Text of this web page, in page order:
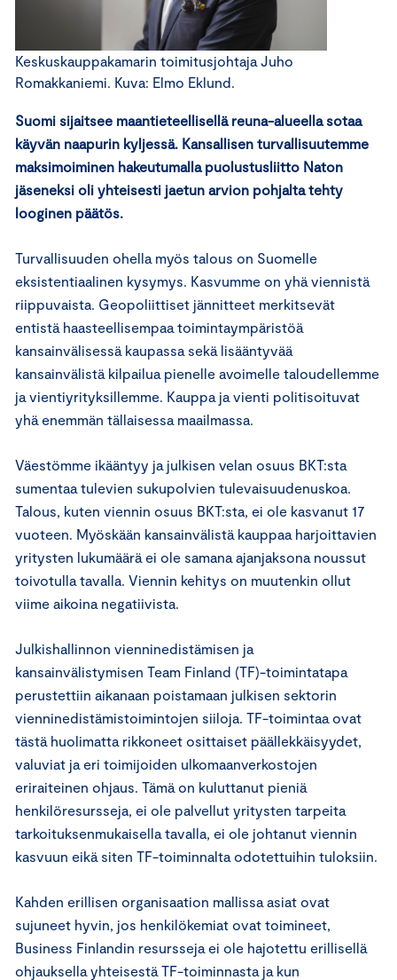
Keskuskauppakamarin toimitusjohtaja Juho
Romakkaniemi. Kuva: Elmo Eklund.
Suomi sijaitsee maantieteellisellä reuna-alueella sotaa
käyvän naapurin kyljessä. Kansallisen turvallisuutemme
maksimoiminen hakeutumalla puolustusliitto Naton
jäseneksi oli yhteisesti jaetun arvion pohjalta tehty
looginen päätös.
Turvallisuuden ohella myös talous on Suomelle
eksistentiaalinen kysymys. Kasvumme on yhä viennistä
riippuvaista. Geopoliittiset jännitteet merkitsevät
entistä haasteellisempaa toimintaympäristöä
kansainvälisessä kaupassa sekä lisääntyvää
kansainvälistä kilpailua pienelle avoimelle taloudellemme
ja vientiyrityksillemme. Kauppa ja vienti politisoituvat
yhä enemmän tällaisessa maailmassa.
Väestömme ikääntyy ja julkisen velan osuus BKT:sta
sumentaa tulevien sukupolvien tulevaisuudenuskoa.
Talous, kuten viennin osuus BKT:sta, ei ole kasvanut 17
vuoteen. Myöskään kansainvälistä kauppaa harjoittavien
yritysten lukumäärä ei ole samana ajanjaksona noussut
toivotulla tavalla. Viennin kehitys on muutenkin ollut
viime aikoina negatiivista.
Julkishallinnon vienninedistämisen ja
kansainvälistymisen Team Finland (TF)-toimintatapa
perustettiin aikanaan poistamaan julkisen sektorin
vienninedistämistoimintojen siiloja. TF-toimintaa ovat
tästä huolimatta rikkoneet osittaiset päällekkäisyydet,
valuviat ja eri toimijoiden ulkomaanverkostojen
eriraiteinen ohjaus. Tämä on kuluttanut pieniä
henkilöresursseja, ei ole palvellut yritysten tarpeita
tarkoituksenmukaisella tavalla, ei ole johtanut viennin
kasvuun eikä siten TF-toiminnalta odotettuihin tuloksiin.
Kahden erillisen organisaation mallissa asiat ovat
sujuneet hyvin, jos henkilökemiat ovat toimineet,
Business Finlandin resursseja ei ole hajotettu erillisellä
ohjauksella yhteisestä TF-toiminnasta ja kun